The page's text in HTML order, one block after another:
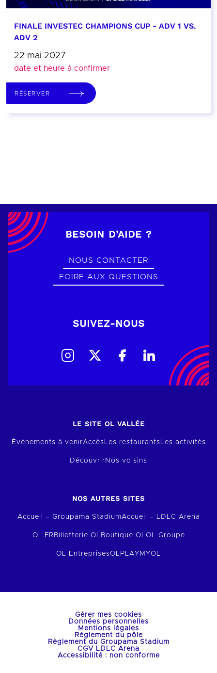
FINALE INVESTEC CHAMPIONS CUP - ADV 1 VS.
ADV 2
22 mai 2027
date et heure à confirmer
RÉSERVER
BESOIN D’AIDE ?
NOUS CONTACTER
FOIRE AUX QUESTIONS
SUIVEZ-NOUS
LE SITE OL VALLÉE
Événements à venirAccèsLes restaurantsLes activités
Découvrir Nos voisins
NOS AUTRES SITES
Accueil – Groupama StadiumAccueil – LDLC Arena
OL.FR Billetterie OL Boutique OLOL Groupe
OL EntreprisesOLPLAY MYOL
Gérer mes cookies
Données personnelles
Mentions légales
Règlement du pôle
Règlement du Groupama Stadium
CGV LDLC Arena
Accessibilité : non conforme